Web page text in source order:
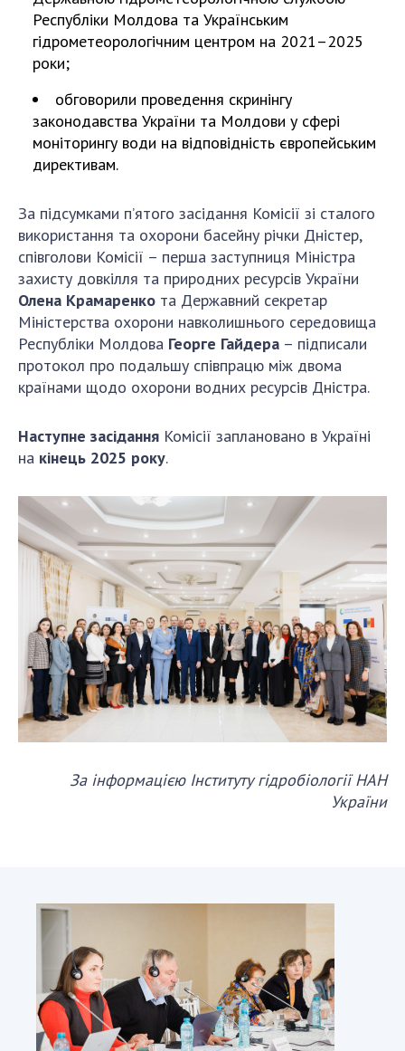
Республіки Молдова та Українським
гідрометеорологічним центром на 2021–2025
роки;
обговорили проведення скринінгу
законодавства України та Молдови у сфері
моніторингу води на відповідність європейським
директивам.
За підсумками п’ятого засідання Комісії зі сталого
використання та охорони басейну річки Дністер,
співголови Комісії – перша заступниця Міністра
захисту довкілля та природних ресурсів України
Олена Крамаренко та Державний секретар
Міністерства охорони навколишнього середовища
Республіки Молдова Георге Гайдера – підписали
протокол про подальшу співпрацю між двома
країнами щодо охорони водних ресурсів Дністра.
Наступне засідання Комісії заплановано в Україні
на кінець 2025 року.
За інформацією Інституту гідробіології НАН
України